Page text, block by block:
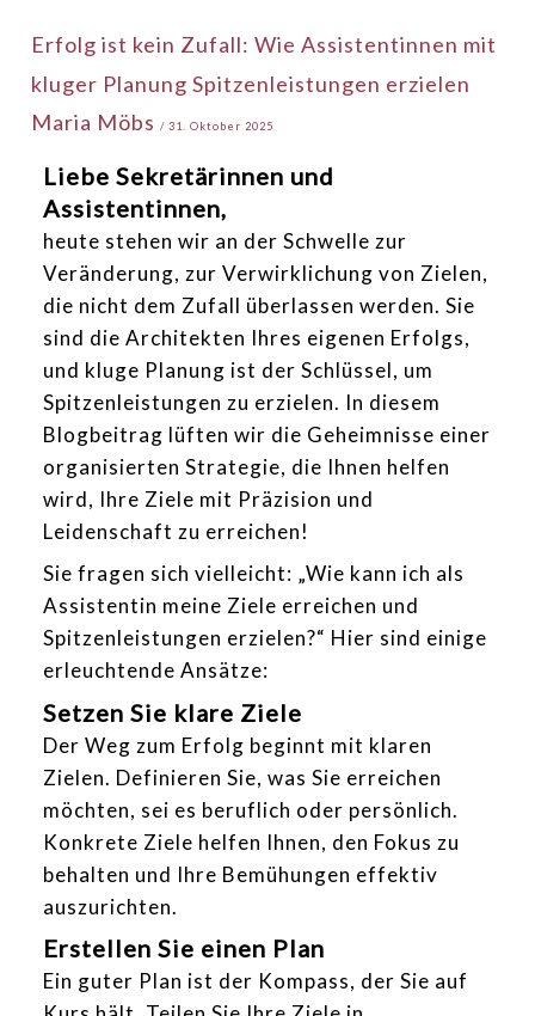
Erfolg ist kein Zufall: Wie Assistentinnen mit
kluger Planung Spitzenleistungen erzielen
Maria Möbs/31. Oktober 2025
Liebe Sekretärinnen und
Assistentinnen,
heute stehen wir an der Schwelle zur
Veränderung, zur Verwirklichung von Zielen,
die nicht dem Zufall überlassen werden. Sie
sind die Architekten Ihres eigenen Erfolgs,
und kluge Planung ist der Schlüssel, um
Spitzenleistungen zu erzielen. In diesem
Blogbeitrag lüften wir die Geheimnisse einer
organisierten Strategie, die Ihnen helfen
wird, Ihre Ziele mit Präzision und
Leidenschaft zu erreichen!
Sie fragen sich vielleicht: „Wie kann ich als
Assistentin meine Ziele erreichen und
Spitzenleistungen erzielen?“ Hier sind einige
erleuchtende Ansätze:
Setzen Sie klare Ziele
Der Weg zum Erfolg beginnt mit klaren
Zielen. Definieren Sie, was Sie erreichen
möchten, sei es beruflich oder persönlich.
Konkrete Ziele helfen Ihnen, den Fokus zu
behalten und Ihre Bemühungen effektiv
auszurichten.
Erstellen Sie einen Plan
Ein guter Plan ist der Kompass, der Sie auf
Erfolg
kein
Zufall:
Wie
Assistentinnen
mit
kluger
Planung
Spitzenleistungen
erzielen